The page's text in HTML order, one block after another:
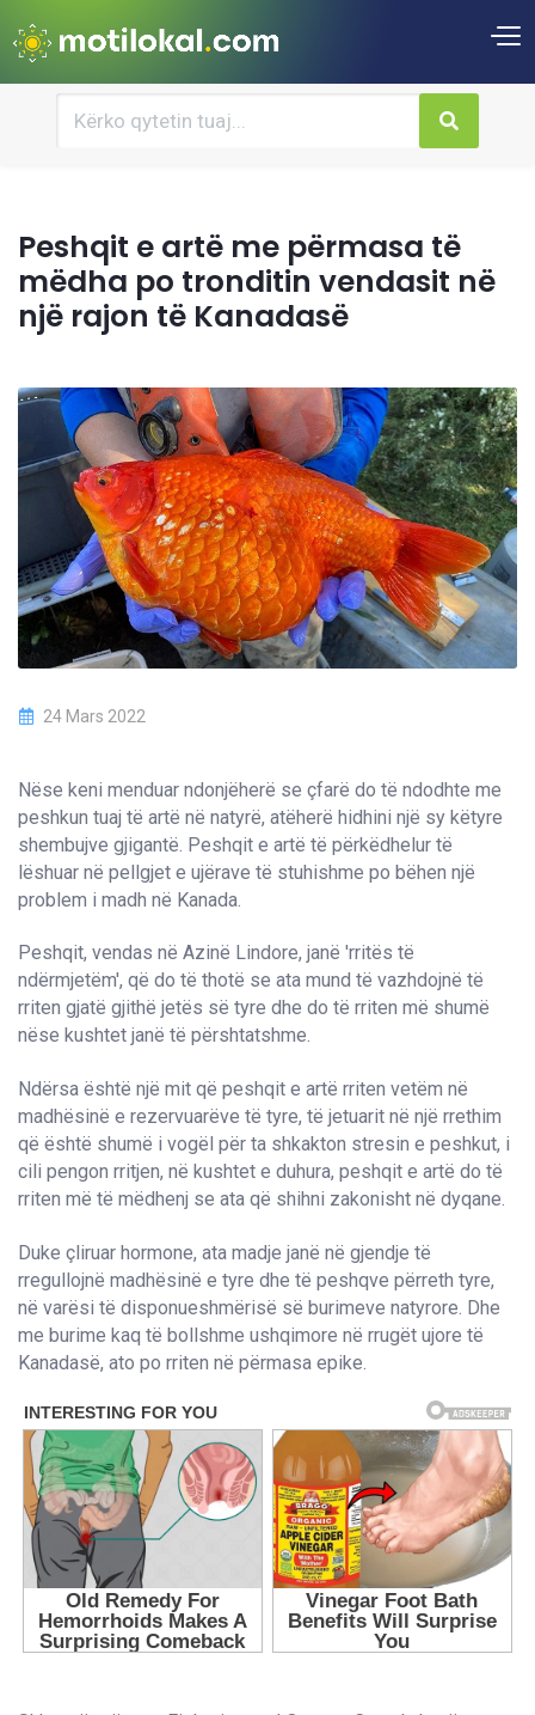
Peshqit e artë me përmasa të
mëdha po tronditin vendasit në
një rajon të Kanadasë
24 Mars 2022
Nëse keni menduar ndonjëherë se çfarë do të ndodhte me
peshkun tuaj të artë në natyrë, atëherë hidhini një sy këtyre
shembujve gjigantë. Peshqit e artë të përkëdhelur të
lëshuar në pellgjet e ujërave të stuhishme po bëhen një
problem i madh në Kanada.
Peshqit, vendas në Azinë Lindore, janë 'rritës të
ndërmjetëm', që do të thotë se ata mund të vazhdojnë të
rriten gjatë gjithë jetës së tyre dhe do të rriten më shumë
nëse kushtet janë të përshtatshme.
Ndërsa është një mit që peshqit e artë rriten vetëm në
madhësinë e rezervuarëve të tyre, të jetuarit në një rrethim
që është shumë i vogël për ta shkakton stresin e peshkut, i
cili pengon rritjen, në kushtet e duhura, peshqit e artë do të
rriten më të mëdhenj se ata që shihni zakonisht në dyqane.
Duke çliruar hormone, ata madje janë në gjendje të
rregullojnë madhësinë e tyre dhe të peshqve përreth tyre,
në varësi të disponueshmërisë së burimeve natyrore. Dhe
me burime kaq të bollshme ushqimore në rrugët ujore të
Kanadasë, ato po rriten në përmasa epike.